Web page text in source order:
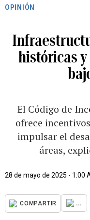
OPINIÓN
históricas
El Código de
ofrece
impulsar el
áreas,
28 de mayo de 2025 - 1:00
COMPARTIR ...